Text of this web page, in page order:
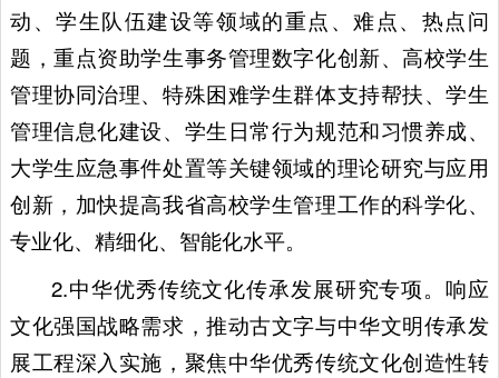
动、学生队伍建设等领域的重点、难点、热点问
题，重点资助学生事务管理数字化创新、高校学生
管理协同治理、特殊困难学生群体支持帮扶、学生
管理信息化建设、学生日常行为规范和习惯养成、
大学生应急事件处置等关键领域的理论研究与应用
创新，加快提高我省高校学生管理工作的科学化、
专业化、精细化、智能化水平。
2.中华优秀传统文化传承发展研究专项。响应
文化强国战略需求，推动古文字与中华文明传承发
展工程深入实施，聚焦中华优秀传统文化创造性转